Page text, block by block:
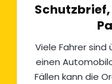
Viele Fahrer
einen
Fällen kann die